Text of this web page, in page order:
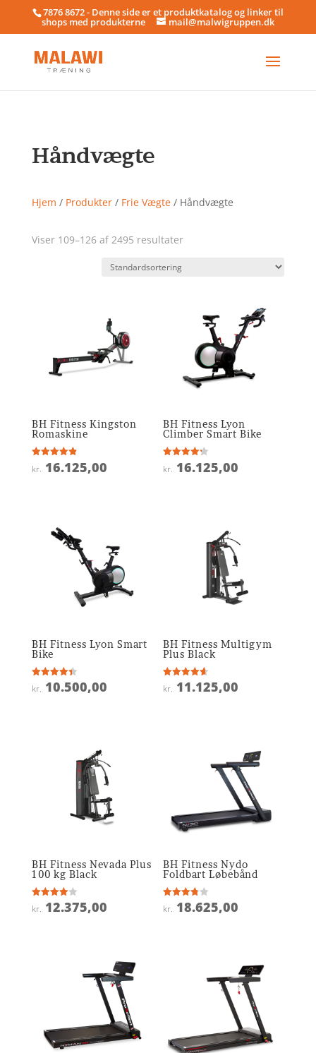
7876 8672 - Denne side er et produktkatalog og linker til
shops med produkterne mail@malwigruppen.dk
Håndvægte
Hjem / Produkter/ Frie Vægte/ Håndvægte
Viser 109–126 af 2495 resultater
BH Fitness Kingston
Romaskine
Vurderet
4.9
kr. 16.125,00
BH Fitness Lyon
Climber Smart Bike
Vurderet
4.2
kr. 16.125,00
BH Fitness Lyon Smart
Bike
Vurderet
4.4
kr. 10.500,00
BH Fitness Multigym
Plus Black
Vurderet
4.6
kr. 11.125,00
BH Fitness Nevada Plus
100 kg Black
Vurderet
4
kr. 12.375,00
BH Fitness Nydo
Foldbart Løbebånd
Vurderet
3.8
kr. 18.625,00